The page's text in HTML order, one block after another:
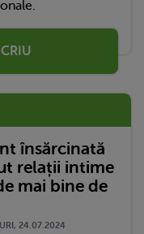
însărcinată
relații intime
mai bine de
24.07.2024